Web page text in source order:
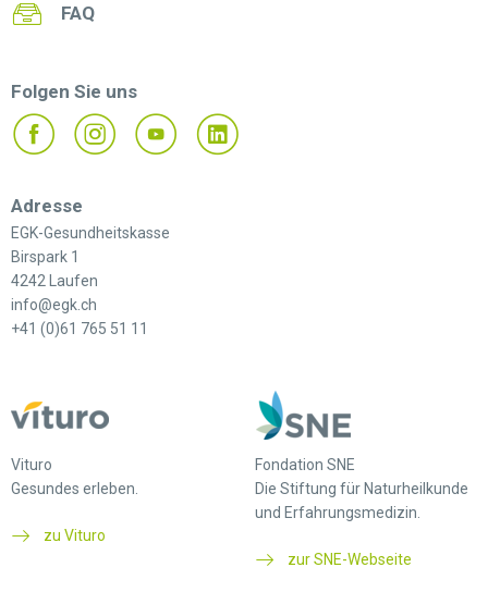
FAQ
Folgen Sie uns
Adresse
EGK-Gesundheitskasse
Birspark 1
4242 Laufen
info@egk.ch
+41 (0)61 765 51 11
Vituro
Gesundes erleben.
zu Vituro
Fondation SNE
Die Stiftung für Naturheilkunde
und Erfahrungsmedizin.
zur SNE-Webseite